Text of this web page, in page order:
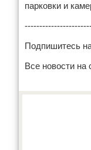
парковки и
Подпишитесь
Все новости на